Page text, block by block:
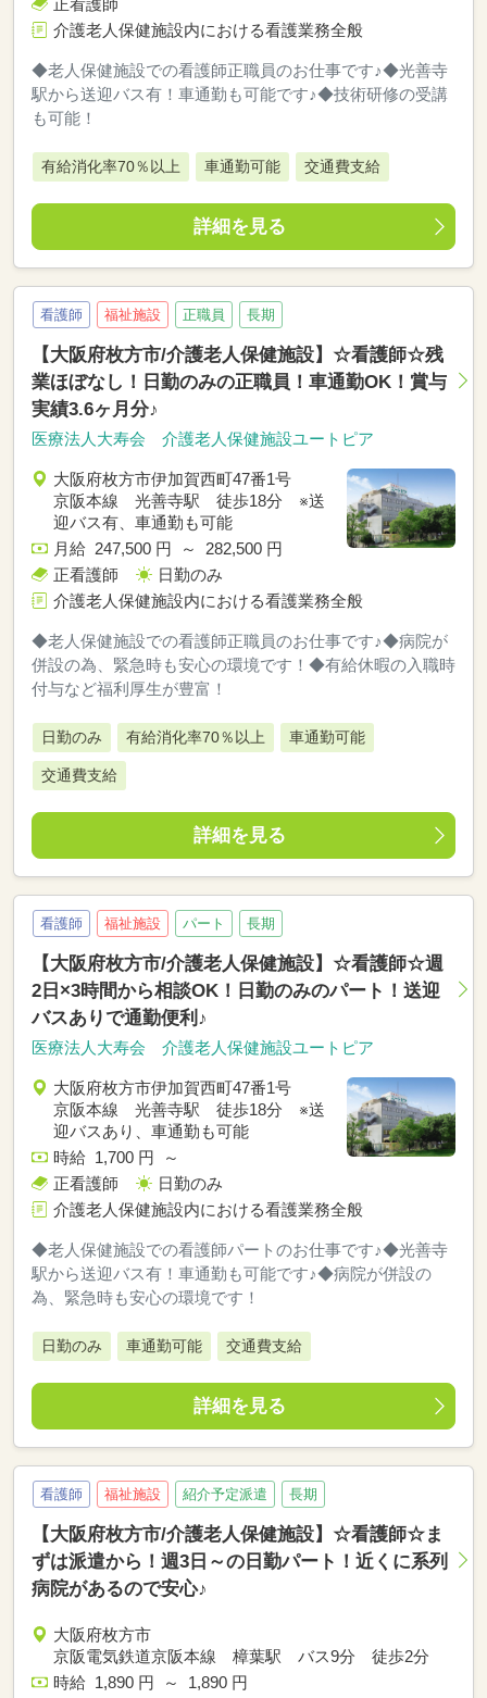
正看護師
介護老人保健施設内における看護業務全般
◆老人保健施設での看護師正職員のお仕事です♪◆光善寺
駅から送迎バス有！車通勤も可能です♪◆技術研修の受講
も可能！
有給消化率70％以上 車通勤可能 交通費支給
詳細を見る
看護師 福祉施設 正職員 長期
【大阪府枚方市/介護老人保健施設】☆看護師☆残
業ほぼなし！日勤のみの正職員！車通勤OK！賞与
実績3.6ヶ月分♪
医療法人大寿会 介護老人保健施設ユートピア
大阪府枚方市伊加賀西町47番1号
京阪本線 光善寺駅 徒歩18分 ※送
迎バス有、車通勤も可能
月給 247,500 円 ～ 282,500 円
正看護師
日勤のみ
介護老人保健施設内における看護業務全般
◆老人保健施設での看護師正職員のお仕事です♪◆病院が
併設の為、緊急時も安心の環境です！◆有給休暇の入職時
付与など福利厚生が豊富！
日勤のみ 有給消化率70％以上 車通勤可能
交通費支給
詳細を見る
看護師 福祉施設 パート 長期
【大阪府枚方市/介護老人保健施設】☆看護師☆週
2日×3時間から相談OK！日勤のみのパート！送迎
バスありで通勤便利♪
医療法人大寿会 介護老人保健施設ユートピア
大阪府枚方市伊加賀西町47番1号
京阪本線 光善寺駅 徒歩18分 ※送
迎バスあり、車通勤も可能
時給 1,700 円 ～
正看護師
日勤のみ
介護老人保健施設内における看護業務全般
◆老人保健施設での看護師パートのお仕事です♪◆光善寺
駅から送迎バス有！車通勤も可能です♪◆病院が併設の
為、緊急時も安心の環境です！
日勤のみ 車通勤可能 交通費支給
詳細を見る
看護師 福祉施設 紹介予定派遣 長期
【大阪府枚方市/介護老人保健施設】☆看護師☆ま
ずは派遣から！週3日～の日勤パート！近くに系列
病院があるので安心♪
大阪府枚方市
京阪電気鉄道京阪本線 樟葉駅 バス9分 徒歩2分
時給 1,890 円 ～ 1,890 円